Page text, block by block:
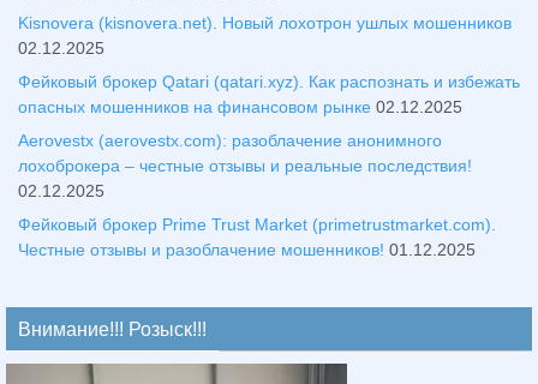
Kisnovera (kisnovera.net). Новый лохотрон ушлых мошенников
02.12.2025
Фейковый брокер Qatari (qatari.xyz). Как распознать и избежать
опасных мошенников на финансовом рынке 02.12.2025
Aerovestx (aerovestx.com): разоблачение анонимного
лохоброкера – честные отзывы и реальные последствия!
02.12.2025
Фейковый брокер Prime Trust Market (primetrustmarket.com).
Честные отзывы и разоблачение мошенников! 01.12.2025
Внимание!!! Розыск!!!